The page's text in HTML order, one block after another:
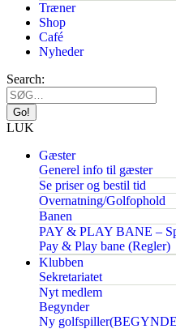
Træner
Shop
Café
Nyheder
Search:
LUK
Gæster
Generel info til gæster
Se priser og bestil tid
Overnatning/Golfophold
Banen
PAY & PLAY BANE –
Pay & Play bane (Regler)
Klubben
Sekretariatet
Nyt medlem
Begynder
Ny